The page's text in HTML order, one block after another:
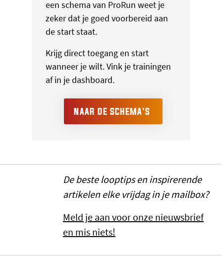
een schema van ProRun weet je
zeker dat je goed voorbereid aan
de start staat.
Krijg direct toegang en start
wanneer je wilt. Vink je trainingen
af in je dashboard.
NAAR DE SCHEMA'S
De beste looptips en inspirerende
artikelen elke vrijdag in je mailbox?
Meld je aan voor onze nieuwsbrief
en mis niets!